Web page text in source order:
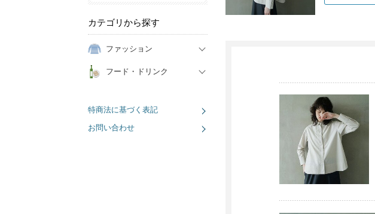
カテゴリから探す
ファッション
フード・ドリンク
特商法に基づく表記
お問い合わせ